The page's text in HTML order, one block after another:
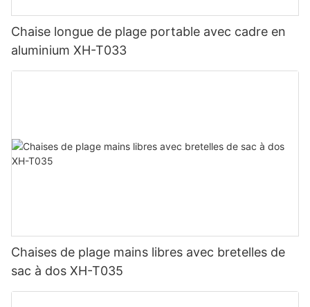
Chaise longue de plage portable avec cadre en
aluminium XH-T033
Chaises de plage mains libres avec bretelles de
sac à dos XH-T035